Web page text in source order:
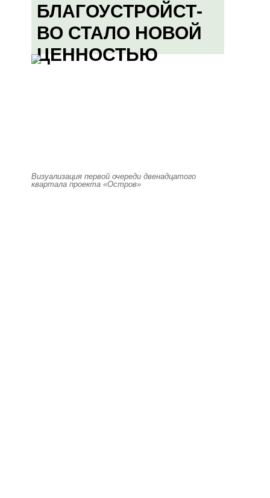
БЛАГОУСТРОЙСТ-
ВО СТАЛО НОВОЙ
ЦЕННОСТЬЮ
Визуализация первой очереди двенадцатого
квартала проекта «Остров»